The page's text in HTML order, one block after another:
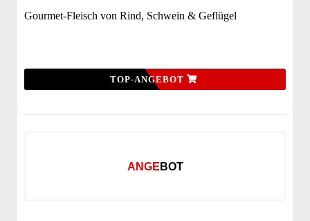
Gourmet-Fleisch von Rind, Schwein & Geflügel
TOP-ANGEBOT
ANGEBOT